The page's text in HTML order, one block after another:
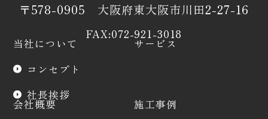
〒578-0905 大阪府東大阪市川田2-27-16
FAX:072-921-3018
当社について
コンセプト
社長挨拶
サービス
会社概要
施工事例